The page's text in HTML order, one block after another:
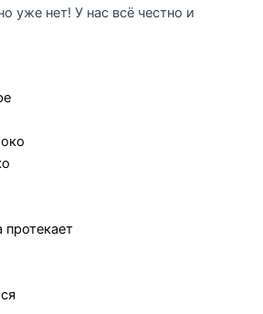
уже нет! У нас всё честно и